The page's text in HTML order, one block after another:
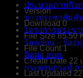
ประมวลภาพกิจ
ข่าวประชาสัมพั
โครงการพระรา
ร้องเรียน – ร้อง
ติดต่อ อบต.
กระดานกระทู้ ถ
Version
Download0
File Size85.50
File Count1
Create Date 22
Last Updated